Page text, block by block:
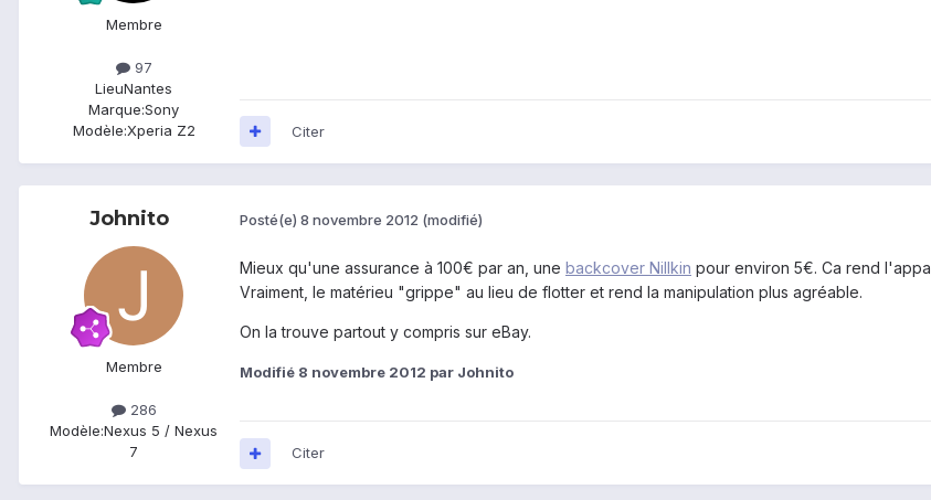
Membre
97
LieuNantes
Marque:Sony
Modèle:Xperia Z2 Citer
Johnito
Membre
286
Modèle:Nexus 5 / Nexus
7
Posté(e) 8 novembre 2012 (modifié)
Mieux qu'une assurance à 100€ par an, une backcover Nillkin pour environ 5€. Ca rend
Vraiment, le matérieu "grippe" au lieu de flotter et rend la manipulation plus agréable.
On la trouve partout y compris sur eBay.
Modifié 8 novembre 2012 par Johnito
Citer